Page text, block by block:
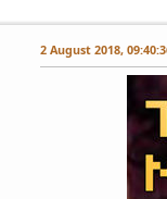
2 August 2018,